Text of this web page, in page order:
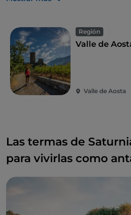
Región
Valle de
Valle de Aosta
Las termas de
para vivirlas como